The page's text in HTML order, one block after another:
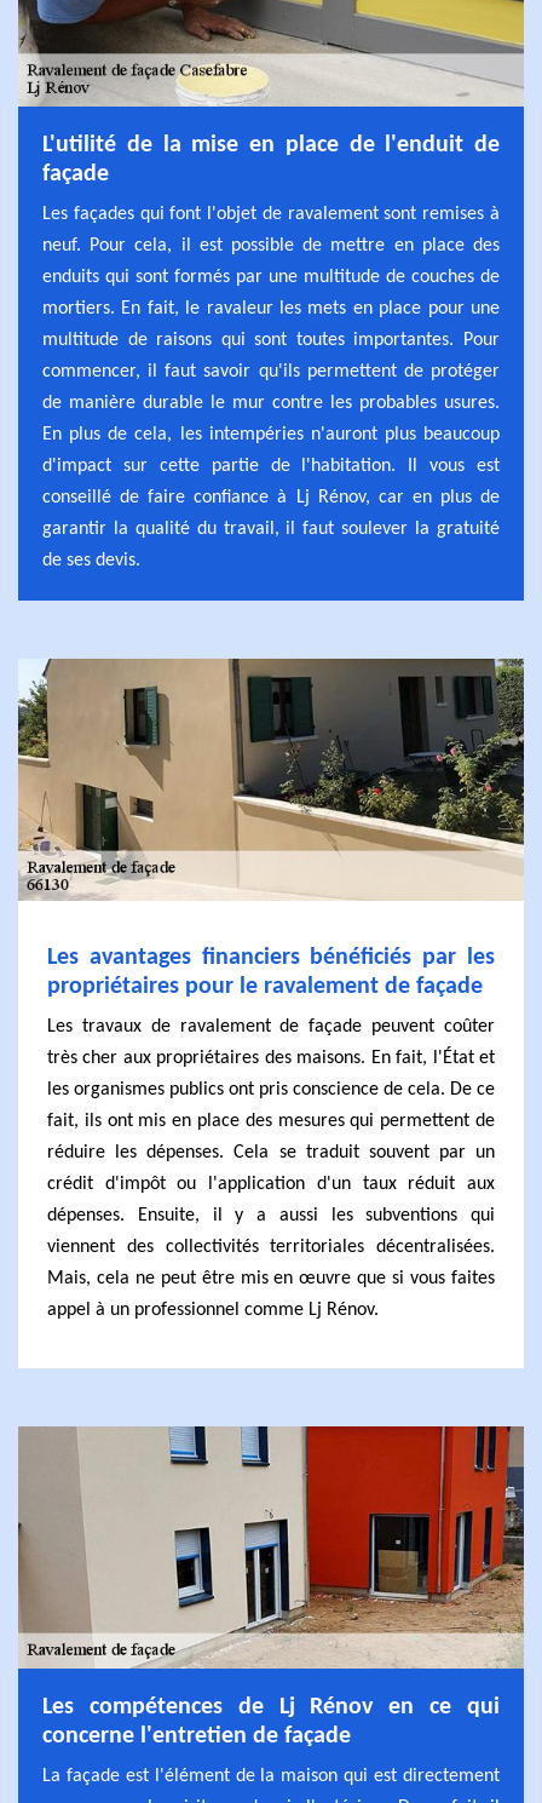
L'utilité de la mise en place de l'enduit de
façade
Les façades qui font l'objet de ravalement sont remises à
neuf. Pour cela, il est possible de mettre en place des
enduits qui sont formés par une multitude de couches de
mortiers. En fait, le ravaleur les mets en place pour une
multitude de raisons qui sont toutes importantes. Pour
commencer, il faut savoir qu'ils permettent de protéger
de manière durable le mur contre les probables usures.
En plus de cela, les intempéries n'auront plus beaucoup
d'impact sur cette partie de l'habitation. Il vous est
conseillé de faire confiance à Lj Rénov, car en plus de
garantir la qualité du travail, il faut soulever la gratuité
de ses devis.
Les avantages financiers bénéficiés par les
propriétaires pour le ravalement de façade
Les travaux de ravalement de façade peuvent coûter
très cher aux propriétaires des maisons. En fait, l'État et
les organismes publics ont pris conscience de cela. De ce
fait, ils ont mis en place des mesures qui permettent de
réduire les dépenses. Cela se traduit souvent par un
crédit d'impôt ou l'application d'un taux réduit aux
dépenses. Ensuite, il y a aussi les subventions qui
viennent des collectivités territoriales décentralisées.
Mais, cela ne peut être mis en œuvre que si vous faites
appel à un professionnel comme Lj Rénov.
Les compétences de Lj Rénov en ce qui
concerne l'entretien de façade
La façade est l'élément de la maison qui est directement